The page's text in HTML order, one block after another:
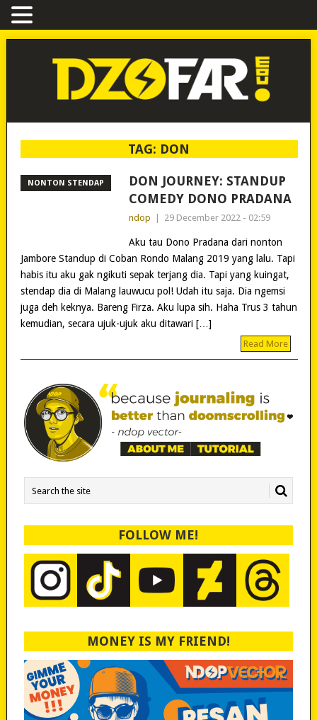
TAG: DON
NONTON STENDAP
DON JOURNEY: STANDUP
COMEDY DONO PRADANA
ndop 29 December 2022 - 02:59
Aku tau Dono Pradana dari nonton
Jambore Standup di Coban Rondo Malang 2019 yang lalu. Tapi
habis itu aku gak ngikuti sepak terjang dia. Tapi yang kuingat,
stendap dia di Malang lauwucu pol! Udah itu saja. Dia ngemsi
juga deh keknya. Bareng Firza. Aku lupa sih. Haha Trus 3 tahun
kemudian, secara ujuk-ujuk aku ditawari […]
Read More
FOLLOW ME!
MONEY IS MY FRIEND!